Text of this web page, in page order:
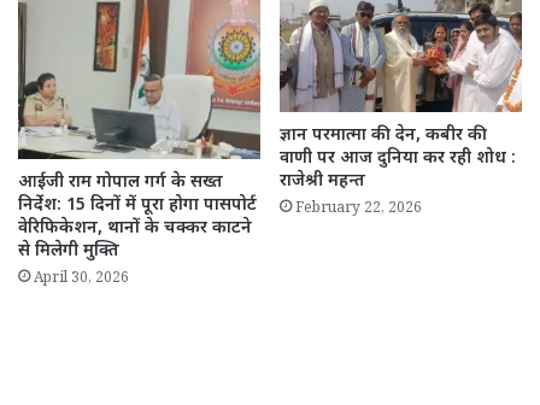
आईजी राम गोपाल गर्ग के सख्त
निर्देश: 15 दिनों में पूरा होगा पासपोर्ट
वेरिफिकेशन, थानों के चक्कर काटने
से मिलेगी मुक्ति
April 30, 2026
ज्ञान परमात्मा की देन, कबीर की
वाणी पर आज दुनिया कर रही शोध :
राजेश्री महन्त
February 22, 2026